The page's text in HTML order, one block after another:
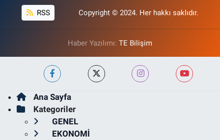
RSS Copyright © 2024. Her hakkı saklıdır.
Haber Yazılımı: TE Bilişim
Ana Sayfa
Kategoriler
GENEL
EKONOMİ